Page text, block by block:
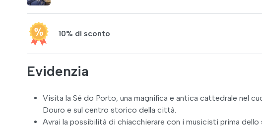
10% di sconto
Evidenzia
Visita la Sé do Porto, una magnifica e antica cattedrale nel
Douro e sul centro storico della città.
Avrai la possibilità di chiacchierare con i musicisti prima